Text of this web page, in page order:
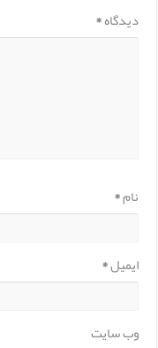
دیدگاه*
نام*
ایمیل*
وب‌ سایت